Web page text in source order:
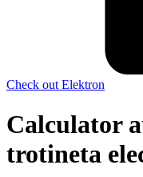
Check out Elektron
Calculator
trotineta